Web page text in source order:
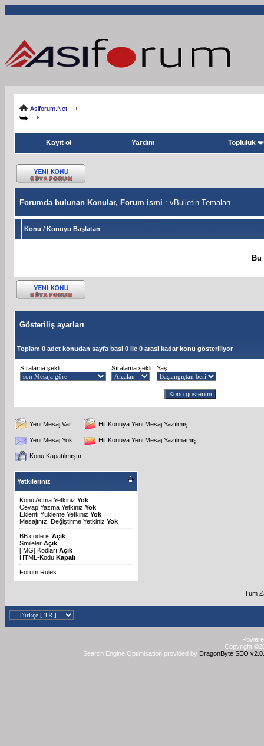
Asiforum.Net
Kayıt ol Yardım Topluluk
Forumda bulunan Konular, Forum ismi : vBulletin Temaları
Konu / Konuyu Başlatan
Bu
Gösteriliş ayarları
Toplam 0 adet konudan sayfa basi 0 ile 0 arasi kadar konu gösteriliyor
Sıralama şekli Sıralama şekli Yaş
Yeni Mesaj Var Hit Konuya Yeni Mesaj Yazılmış
Yeni Mesaj Yok Hit Konuya Yeni Mesaj Yazılmamış
Konu Kapatılmıştır
Yetkileriniz
Konu Acma Yetkiniz Yok
Cevap Yazma Yetkiniz Yok
Eklenti Yükleme Yetkiniz Yok
Mesajınızı Değiştirme Yetkiniz Yok
BB code is Açık
Smileler Açık
[IMG] Kodları Açık
HTML-Kodu Kapalı
Forum Rules
Tüm
Copyright
Search Engine Optimisation provided by DragonByte SEO